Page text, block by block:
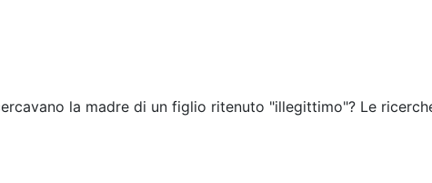
la madre di un figlio ritenuto "illegittimo"? Le